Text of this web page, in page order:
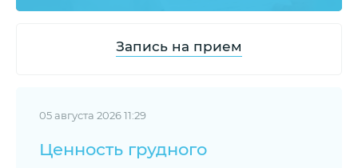
Запись на прием
05 августа 2026 11:29
Ценность грудного